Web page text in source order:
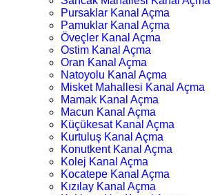
Pursaklar Kanal Açma
Pamuklar Kanal Açma
Öveçler Kanal Açma
Ostim Kanal Açma
Oran Kanal Açma
Natoyolu Kanal Açma
Misket Mahallesi Kanal Açma
Mamak Kanal Açma
Macun Kanal Açma
Küçükesat Kanal Açma
Kurtuluş Kanal Açma
Konutkent Kanal Açma
Kolej Kanal Açma
Kocatepe Kanal Açma
Kızılay Kanal Açma